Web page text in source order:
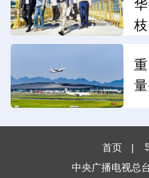
枝
首页 |
中央广播电视总